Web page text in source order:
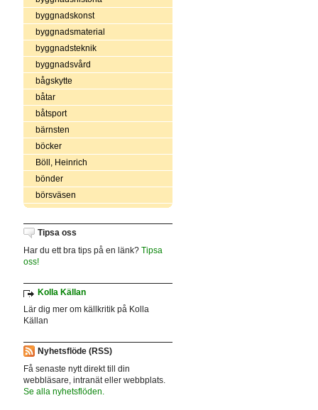
byggnadskonst
byggnadsmaterial
byggnadsteknik
byggnadsvård
bågskytte
båtar
båtsport
bärnsten
böcker
Böll, Heinrich
bönder
börsväsen
Tipsa oss
Har du ett bra tips på en länk? Tipsa
oss!
Kolla Källan
Lär dig mer om källkritik på Kolla
Källan
Nyhetsflöde (RSS)
Få senaste nytt direkt till din
webbläsare, intranät eller webbplats.
Se alla nyhetsflöden.